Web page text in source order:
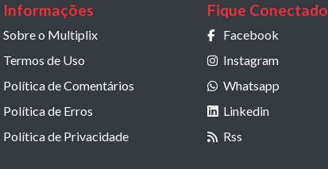
Informações
Sobre o Multiplix
Termos de Uso
Política de Comentários
Política de Erros
Política de Privacidade
Fique Conectado
Facebook
Instagram
Whatsapp
Linkedin
Rss